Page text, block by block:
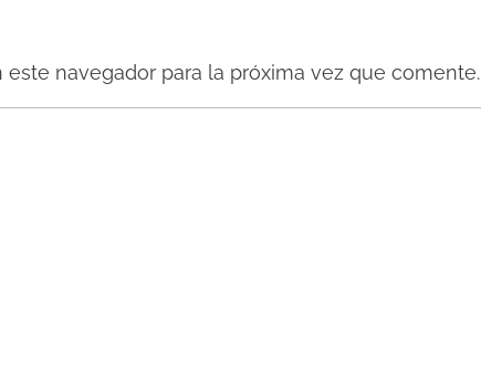
navegador para la próxima vez que comente.